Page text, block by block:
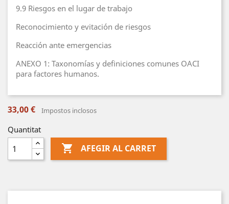
9.9 Riesgos en el lugar de trabajo
Reconocimiento y evitación de riesgos
Reacción ante emergencias
ANEXO 1: Taxonomías y definiciones comunes OACI
para factores humanos.
33,00 € Impostos inclosos
Quantitat
 AFEGIR AL CARRET